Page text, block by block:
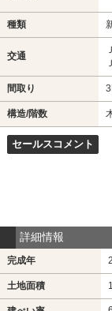
種類
交通
間取り
構造/階数
セールスコメント
詳細情報
完成年
土地面積